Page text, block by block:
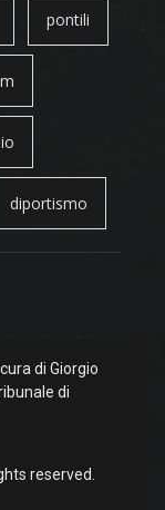
pontili
diportismo
di Giorgio
di
reserved.